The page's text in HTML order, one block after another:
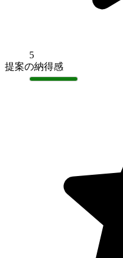
5
提案の納得感